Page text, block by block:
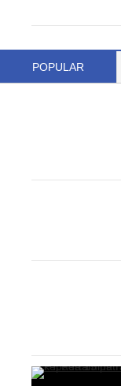
POPULAR